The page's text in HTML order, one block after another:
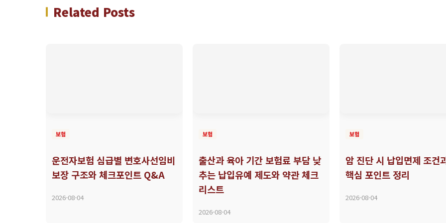
Related Posts
보험
운전자보험 심급별 변호사선임비
보장 구조와 체크포인트 Q&A
2026-08-04
보험
출산과 육아 기간 보험료 부담 낮
추는 납입유예 제도와 약관 체크
리스트
2026-08-04
보험
암 진단 시 납입면제 조건
핵심 포인트 정리
2026-08-04